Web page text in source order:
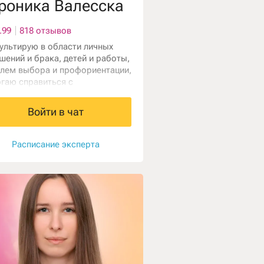
Валесска
818 отзывов
в области личных
и брака, детей и работы,
выбора и профориентации,
справиться с
и астрологией.
Войти в чат
Расписание эксперта